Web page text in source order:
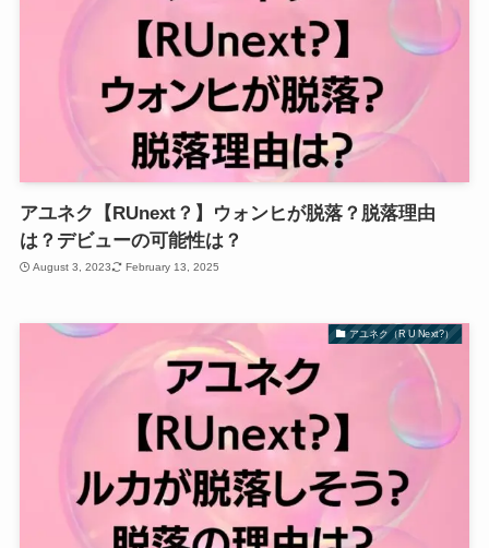
アユネク【RUnext？】ウォンヒが脱落？脱落理由
は？デビューの可能性は？
August 3, 2023 February 13, 2025
アユネク（R U Next?）